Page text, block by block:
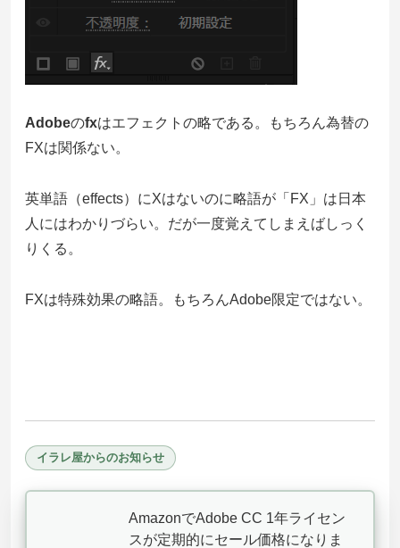
Adobeのfxはエフェクトの略である。もちろん為替の
FXは関係ない。
英単語（effects）にXはないのに略語が「FX」は日本
人にはわかりづらい。だが一度覚えてしまえばしっく
りくる。
FXは特殊効果の略語。もちろんAdobe限定ではない。
イラレ屋からのお知らせ
AmazonでAdobe CC 1年ライセン
スが定期的にセール価格になりま